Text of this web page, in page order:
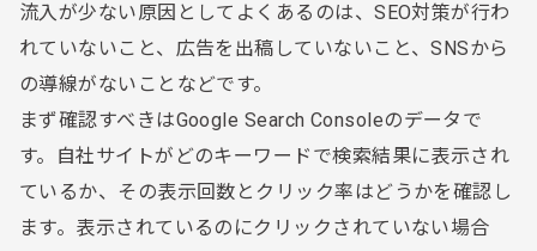
流入が少ない原因としてよくあるのは、SEO対策が行わ
れていないこと、広告を出稿していないこと、SNSから
の導線がないことなどです。
まず確認すべきはGoogle Search Consoleのデータで
す。自社サイトがどのキーワードで検索結果に表示され
ているか、その表示回数とクリック率はどうかを確認し
ます。表示されているのにクリックされていない場合